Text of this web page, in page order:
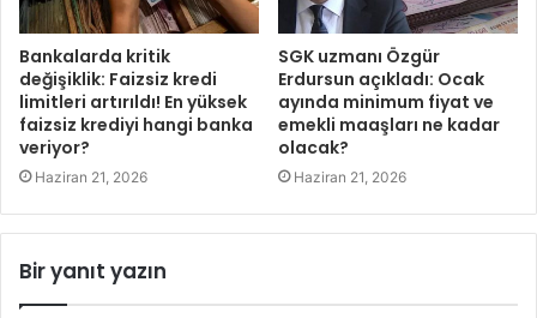
Bankalarda kritik
değişiklik: Faizsiz kredi
limitleri artırıldı! En yüksek
faizsiz krediyi hangi banka
veriyor?
Haziran 21, 2026
SGK uzmanı Özgür
Erdursun açıkladı: Ocak
ayında minimum fiyat ve
emekli maaşları ne kadar
olacak?
Haziran 21, 2026
Bir yanıt yazın